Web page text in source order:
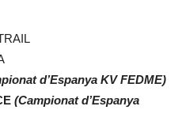
d’Espanya KV FEDME)
(Campionat d’Espanya